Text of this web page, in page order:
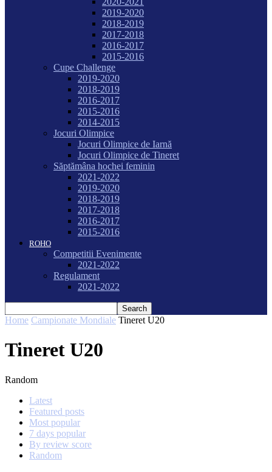
2019-2020
2018-2019
2017-2018
2016-2017
2015-2016
Cupe Challenge
2019-2020
2018-2019
2016-2017
2015-2016
2014-2015
Jocuri Olimpice
Jocuri Olimpice de Iarnă
Jocuri Olimpice de Tineret
Săptămâna hochei feminin
2021-2022
2019-2020
2018-2019
2017-2018
2016-2017
2015-2016
ROHO
Competitii Evenimente
2021-2022
Regulament
2021-2022
Home Campionate Mondiale Tineret U20
Tineret U20
Random
Latest
Featured posts
Most popular
7 days popular
By review score
Random